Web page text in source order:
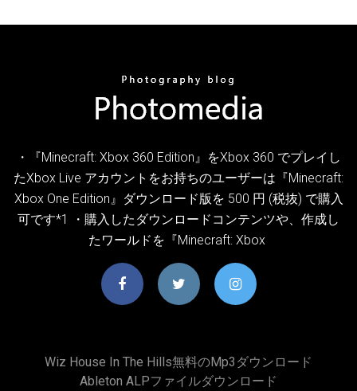
・『Minecraft: Xbox 360 Edition』をXbox 360 でプレイし
たXbox Live アカウントをお持ちのユーザーは『Minecraft:
Xbox One Edition』ダウンロード版を 500 円 (税抜) で購入
可です*1 ・購入したダウンロードコンテンツや、作成し
たワールドを『Minecraft: Xbox
Wiz House In The Hills無料のmp3ダウンロード
Ableton ALPファイルダウンロード